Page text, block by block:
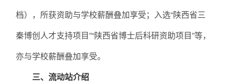
档），所获资助与学校薪酬叠加享受；入选“陕西省三
秦博创人才支持项目”“陕西省博士后科研资助项目”等，
亦与学校薪酬叠加享受。
三、流动站介绍